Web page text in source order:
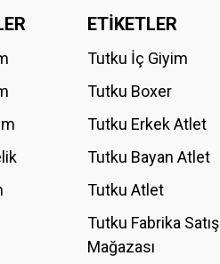
ETİKETLER
Tutku İç Giyim
Tutku Boxer
Tutku Erkek Atlet
Tutku Bayan Atlet
Tutku Atlet
Tutku Fabrika Satış
Mağazası